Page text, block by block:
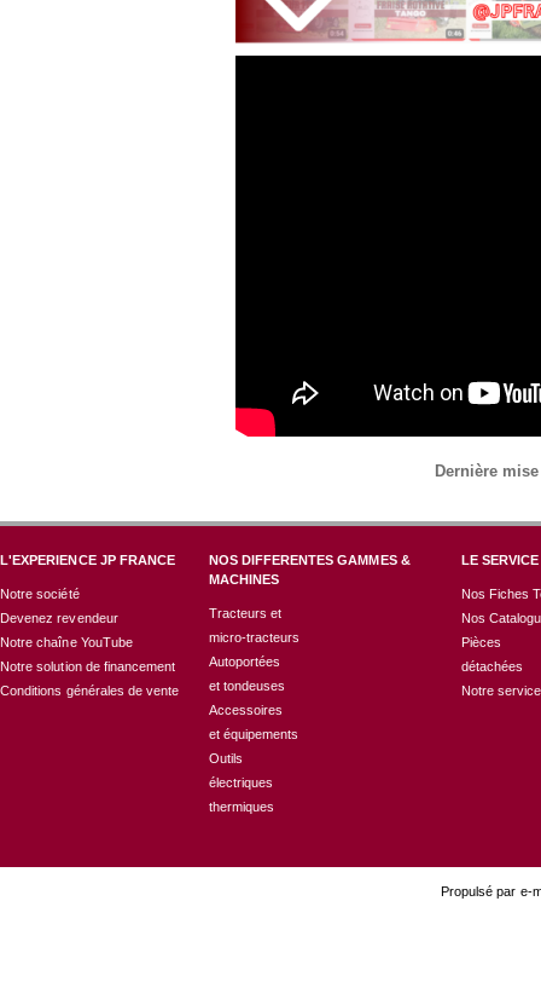
Dernière
L'EXPERIENCE JP FRANCE
Notre société
Devenez revendeur
Notre chaîne YouTube
Notre solution de financement
Conditions générales de vente
NOS DIFFERENTES GAMMES &
MACHINES
Tracteurs et
micro-tracteurs
Autoportées
et tondeuses
Accessoires
et équipements
Outils
électriques
thermiques
LE
Nos Fiches
Nos
Pièces
détachées
Notre
Propulsé par e-